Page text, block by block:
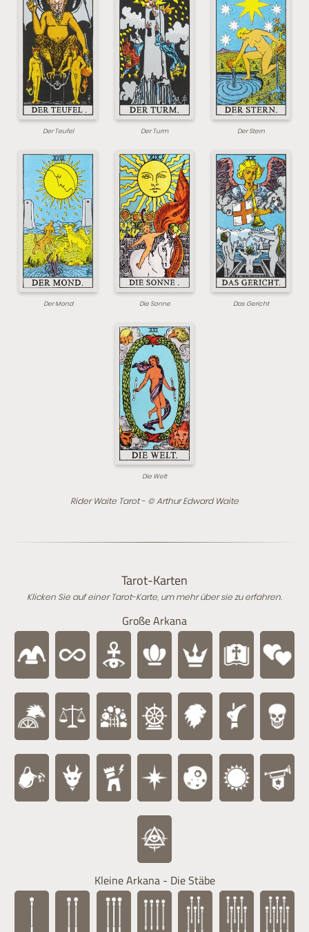
Der Teufel Der Turm Der Stern
Der Mond Die Sonne Das Gericht
Die Welt
Rider Waite Tarot - © Arthur Edward Waite
Tarot-Karten
Klicken Sie auf einer Tarot-Karte, um mehr über sie zu erfahren.
Große Arkana
Kleine Arkana - Die Stäbe